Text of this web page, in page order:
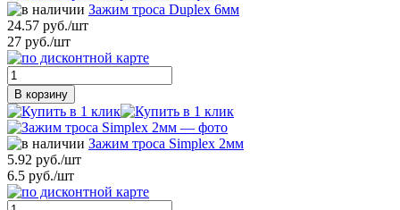
Зажим троса Duplex 6мм
24.57 руб./шт
27 руб./шт
В корзину
Зажим троса Simplex 2мм
5.92 руб./шт
6.5 руб./шт